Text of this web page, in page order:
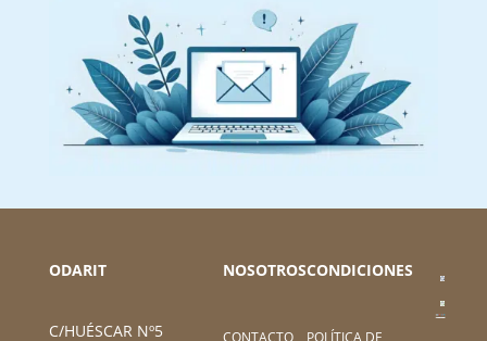
ODARIT
C/HUÉSCAR Nº5
NOSOTROSCONDICIONES